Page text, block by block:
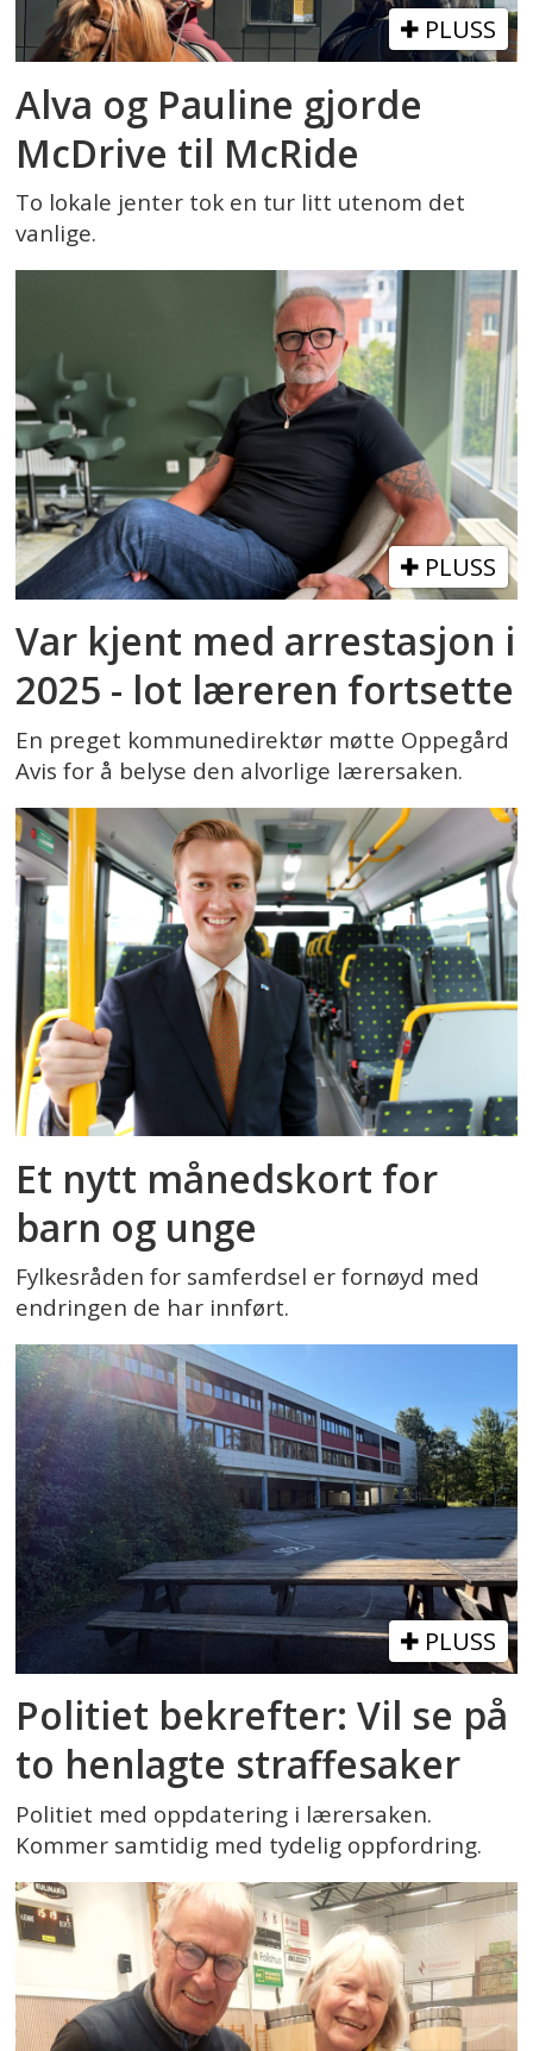
PLUSS
Alva og Pauline gjorde
McDrive til McRide
To lokale jenter tok en tur litt utenom det
vanlige.
PLUSS
Var kjent med arrestasjon i
2025 - lot læreren fortsette
En preget kommunedirektør møtte Oppegård
Avis for å belyse den alvorlige lærersaken.
Et nytt månedskort for
barn og unge
Fylkesråden for samferdsel er fornøyd med
endringen de har innført.
PLUSS
Politiet bekrefter: Vil se på
to henlagte straffesaker
Politiet med oppdatering i lærersaken.
Kommer samtidig med tydelig oppfordring.